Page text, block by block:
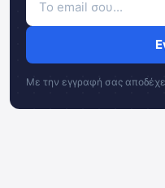
Με την εγγραφή σας